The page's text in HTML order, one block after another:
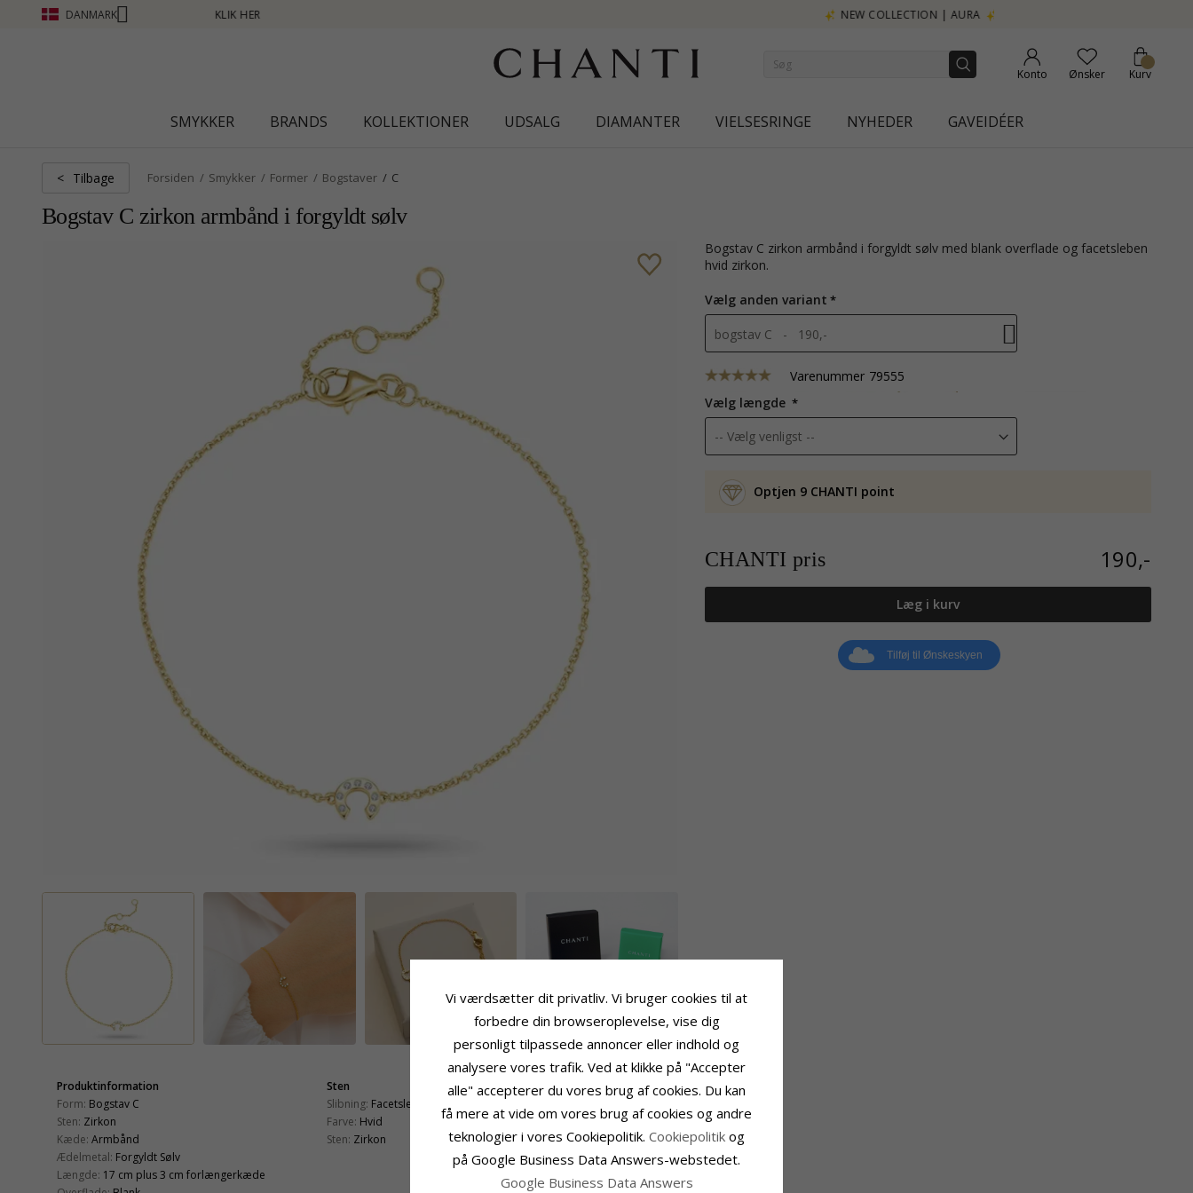
DANMARK
Konto Ønsker Kurv
SMYKKER BRANDS KOLLEKTIONER UDSALG DIAMANTER VIELSESRINGE NYHEDER GAVEIDÉER
< Tilbage Forsiden Smykker Former Bogstaver C
Bogstav C zirkon armbånd i forgyldt sølv
bogstav C zirkon armbånd i forgyldt sølv med blank overflade og facetsleben
hvid zirkon.
Vælg anden variant
bogstav C - 190,-
Varenummer 79555
Vælg længde
Optjen 9 CHANTI point
CHANTI pris 190,-
Læg i kurv
Tilføj til Ønskeskyen
Produktinformation
Form: Bogstav C
Sten: Zirkon
Kæde: Armbånd
Ædelmetal: Forgyldt Sølv
Længde: 17 cm plus 3 cm forlængerkæde
Sten
Slibning: Facetsleben
Farve: Hvid
Sten: Zirkon
Fatning
Højde:
Bredde:9,8 mm
Dybde: 1,1 mm
Vi værdsætter dit privatliv. Vi bruger cookies til at
forbedre din browseroplevelse, vise dig
personligt tilpassede annoncer eller indhold og
analysere vores trafik. Ved at klikke på "Accepter
alle" accepterer du vores brug af cookies. Du kan
få mere at vide om vores brug af cookies og andre
teknologier i vores Cookiepolitik. Cookiepolitik og
på Google Business Data Answers-webstedet.
Google Business Data Answers